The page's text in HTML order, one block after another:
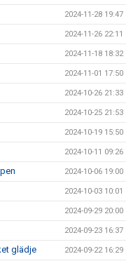
2024-11-28 19:47
2024-11-26 22:11
2024-11-18 18:32
2024-11-01 17:50
2024-10-26 21:33
2024-10-25 21:53
2024-10-19 15:50
2024-10-11 09:26
2024-10-06 19:00
2024-10-03 10:01
2024-09-29 20:00
2024-09-23 16:37
glädje 2024-09-22 16:29